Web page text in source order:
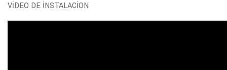
VİDEO DE İNSTALACİON